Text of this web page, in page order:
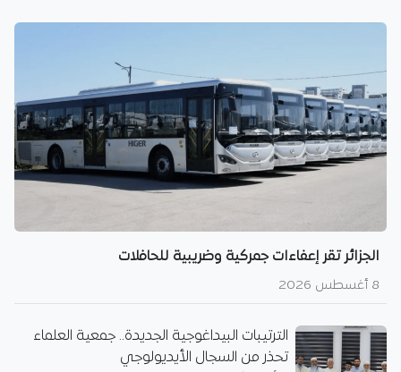
الجزائر تقر إعفاءات جمركية وضريبية للحافلات
8 أغسطس 2026
الترتيبات البيداغوجية الجديدة.. جمعية العلماء
تحذر من السجال الأيديولوجي